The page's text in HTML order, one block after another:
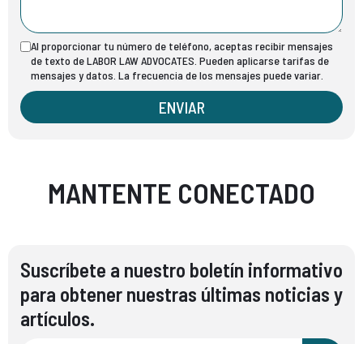
Al proporcionar tu número de teléfono, aceptas recibir mensajes
de texto de LABOR LAW ADVOCATES. Pueden aplicarse tarifas de
mensajes y datos. La frecuencia de los mensajes puede variar.
ENVIAR
MANTENTE CONECTADO
Suscríbete a nuestro boletín informativo
para obtener nuestras últimas noticias y
artículos.